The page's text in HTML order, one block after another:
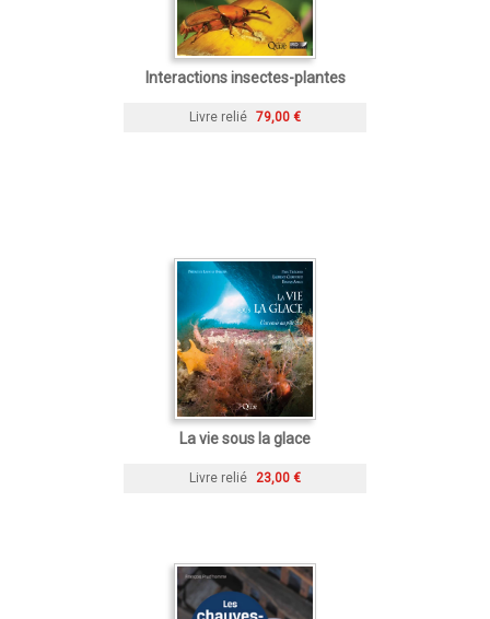
Interactions insectes-plantes
Livre relié 79,00 €
La vie sous la glace
Livre relié 23,00 €